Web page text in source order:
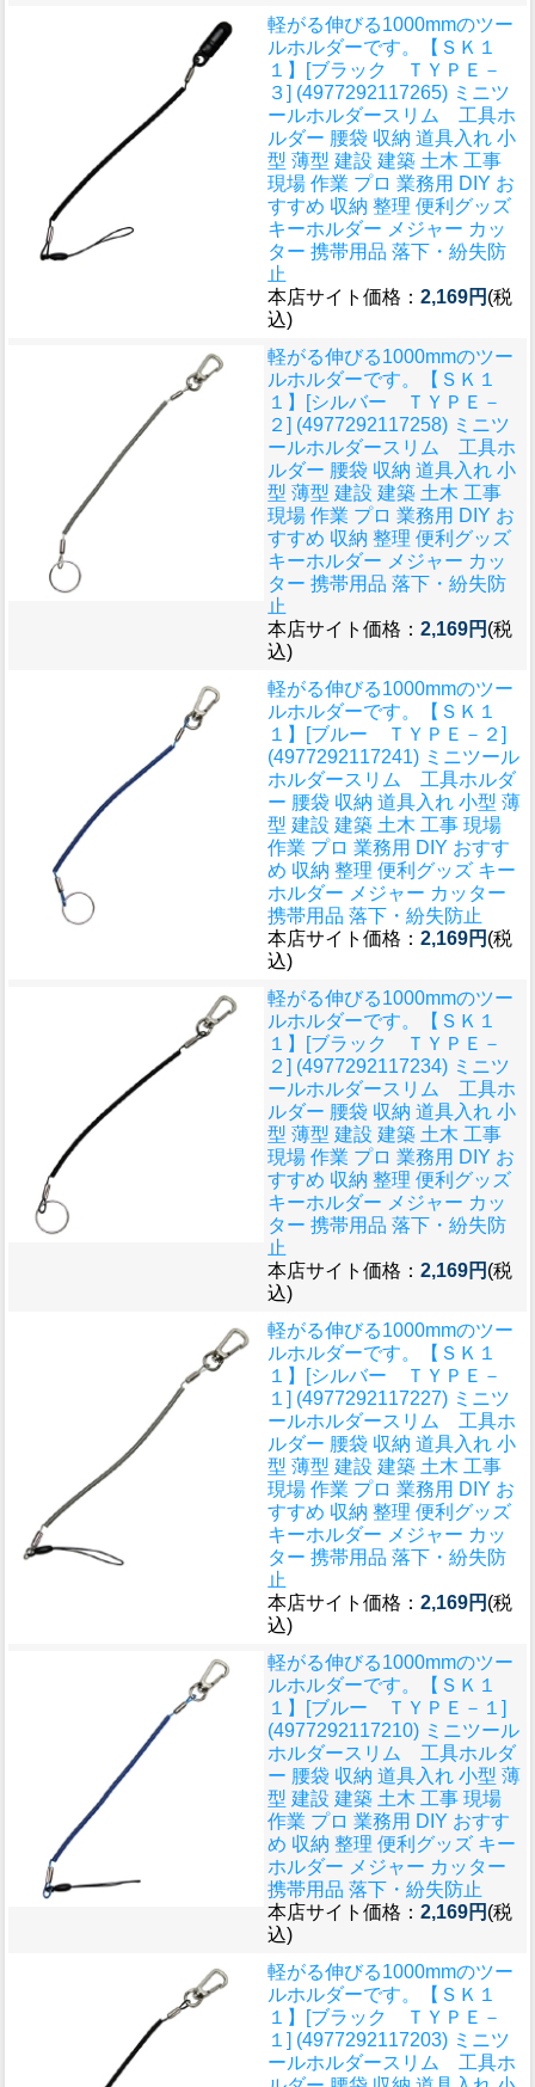
軽がる伸びる1000mmのツー
ルホルダーです。
【ＳＫ１
１】[ブラック ＴＹＰＥ－
３] (4977292117265) ミニツ
ールホルダースリム 工具ホ
ルダー 腰袋 収納 道具入れ 小
型 薄型 建設 建築 土木 工事
現場 作業 プロ 業務用 DIY お
すすめ 収納 整理 便利グッズ
キーホルダー メジャー カッ
ター 携帯用品 落下・紛失防
止
本店サイト価格： 2,169円 (税
込)
軽がる伸びる1000mmのツー
ルホルダーです。
【ＳＫ１
１】[シルバー ＴＹＰＥ－
２] (4977292117258) ミニツ
ールホルダースリム 工具ホ
ルダー 腰袋 収納 道具入れ 小
型 薄型 建設 建築 土木 工事
現場 作業 プロ 業務用 DIY お
すすめ 収納 整理 便利グッズ
キーホルダー メジャー カッ
ター 携帯用品 落下・紛失防
止
本店サイト価格： 2,169円 (税
込)
軽がる伸びる1000mmのツー
ルホルダーです。
【ＳＫ１
１】[ブルー ＴＹＰＥ－２]
(4977292117241) ミニツール
ホルダースリム 工具ホルダ
ー 腰袋 収納 道具入れ 小型 薄
型 建設 建築 土木 工事 現場
作業 プロ 業務用 DIY おすす
め 収納 整理 便利グッズ キー
ホルダー メジャー カッター
携帯用品 落下・紛失防止
本店サイト価格： 2,169円 (税
込)
軽がる伸びる1000mmのツー
ルホルダーです。
【ＳＫ１
１】[ブラック ＴＹＰＥ－
２] (4977292117234) ミニツ
ールホルダースリム 工具ホ
ルダー 腰袋 収納 道具入れ 小
型 薄型 建設 建築 土木 工事
現場 作業 プロ 業務用 DIY お
すすめ 収納 整理 便利グッズ
キーホルダー メジャー カッ
ター 携帯用品 落下・紛失防
止
本店サイト価格： 2,169円 (税
込)
軽がる伸びる1000mmのツー
ルホルダーです。
【ＳＫ１
１】[シルバー ＴＹＰＥ－
１] (4977292117227) ミニツ
ールホルダースリム 工具ホ
ルダー 腰袋 収納 道具入れ 小
型 薄型 建設 建築 土木 工事
現場 作業 プロ 業務用 DIY お
すすめ 収納 整理 便利グッズ
キーホルダー メジャー カッ
ター 携帯用品 落下・紛失防
止
本店サイト価格： 2,169円 (税
込)
軽がる伸びる1000mmのツー
ルホルダーです。
【ＳＫ１
１】[ブルー ＴＹＰＥ－１]
(4977292117210) ミニツール
ホルダースリム 工具ホルダ
ー 腰袋 収納 道具入れ 小型 薄
型 建設 建築 土木 工事 現場
作業 プロ 業務用 DIY おすす
め 収納 整理 便利グッズ キー
ホルダー メジャー カッター
携帯用品 落下・紛失防止
本店サイト価格： 2,169円 (税
込)
軽がる伸びる1000mmのツー
ルホルダーです。
【ＳＫ１
１】[ブラック ＴＹＰＥ－
１] (4977292117203) ミニツ
ールホルダースリム 工具ホ